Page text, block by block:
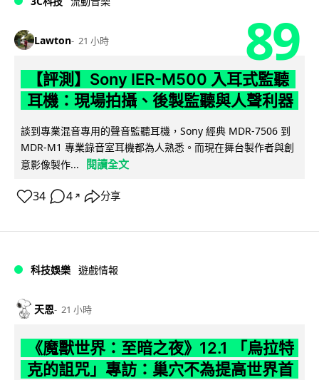
Lawton 21 小時 89
【評測】Sony IER-M500 入耳式監聽
耳機：現場拍攝、後製監聽與人聲利器
談到專業混音專用的聲音監聽耳機，Sony 經典 MDR-7506 到
MDR-M1 專業錄音室耳機都為人熟悉。而現在舞台製作者與創
意影像製作...
閱讀全文
34 4 ↗ 分享
科技娛樂 遊戲情報
天恩 21 小時
《魔獸世界：至暗之夜》12.1 「烏拉特
克的詛咒」專訪：巢穴不為提高世界首